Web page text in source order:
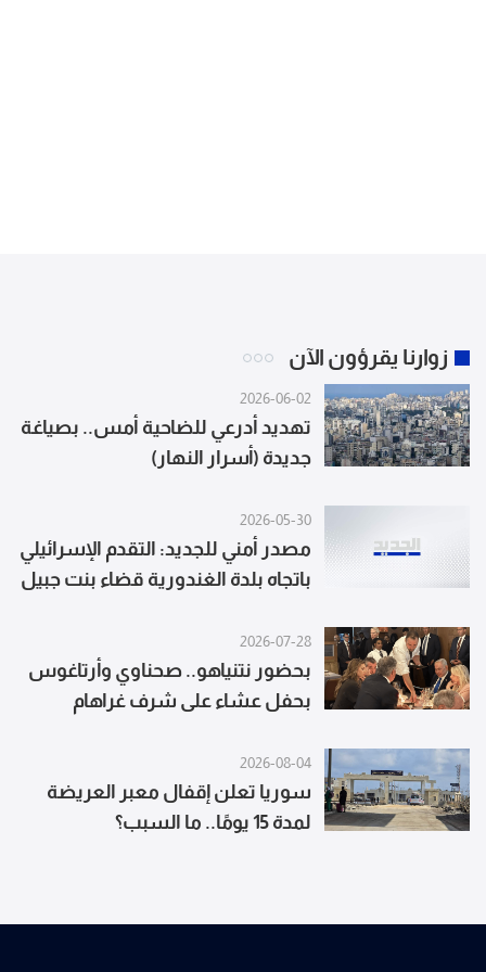
زوارنا يقرؤون الآن
2026-06-02
تهديد أدرعي للضاحية أمس.. بصياغة
جديدة (أسرار النهار)
2026-05-30
مصدر أمني للجديد: التقدم الإسرائيلي
باتجاه بلدة الغندورية قضاء بنت جبيل
رُصدت قوات إسرائيلية منذ الخميس
الماضي في وادي الحجير
2026-07-28
بحضور نتنياهو.. صحناوي وأرتاغوس
بحفل عشاء على شرف غراهام
2026-08-04
سوريا تعلن إقفال معبر العريضة
لمدة 15 يومًا.. ما السبب؟